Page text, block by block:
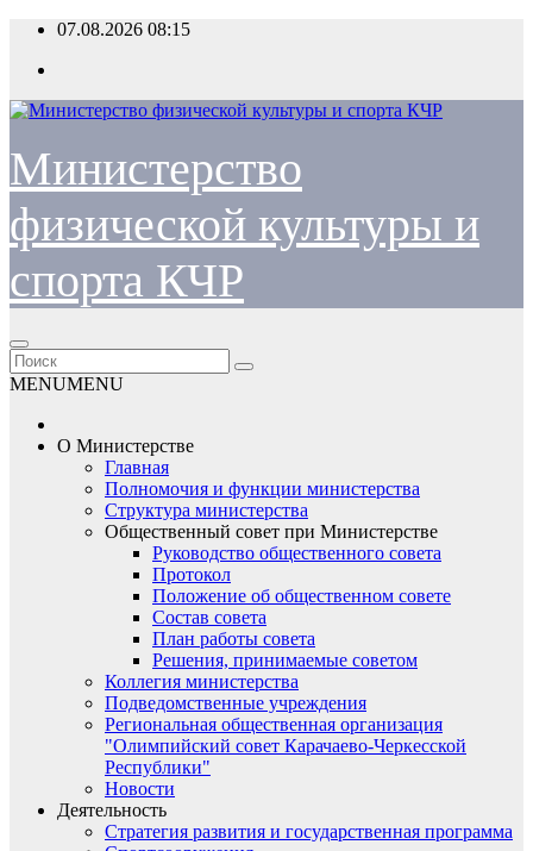
Перейти
содержимому
07.08.2026 08:15
Министерство
физической культуры и
спорта КЧР
MENUMENU
О Министерстве
Главная
Полномочия и функции министерства
Структура министерства
Общественный совет при Министерстве
Руководство общественного совета
Протокол
Положение об общественном совете
Состав совета
План работы совета
Решения, принимаемые советом
Коллегия министерства
Подведомственные учреждения
Региональная общественная организация
"Олимпийский совет Карачаево-Черкесской
Республики"
Новости
Деятельность
Стратегия развития и государственная программа